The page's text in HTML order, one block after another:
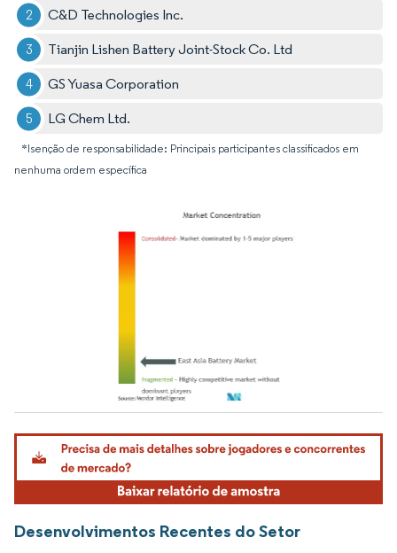
C&D Technologies Inc.
Tianjin Lishen Battery Joint-Stock Co. Ltd
GS Yuasa Corporation
LG Chem Ltd.
*Isenção de responsabilidade: Principais participantes classificados em
nenhuma ordem específica
Imagem © Mordor Intelligence. O reuso requer atribuição conforme CC BY 4.0.
Desenvolvimentos Recentes do Setor